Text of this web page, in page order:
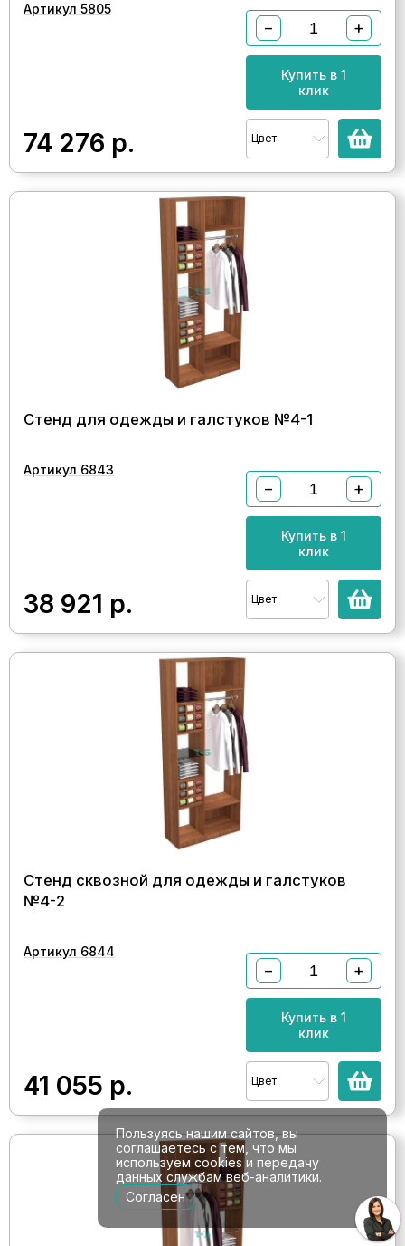
Артикул 5805
74 276 р.
− +
Купить в 1
клик
Цвет
Стенд для одежды и галстуков №4-1
Артикул 6843
38 921 р.
− +
Купить в 1
клик
Цвет
Стенд сквозной для одежды и галстуков
№4-2
Артикул 6844
41 055 р.
− +
Купить в 1
клик
Цвет
Пользуясь нашим сайтов, вы
соглашаетесь с тем, что мы
используем cookies и передачу
данных службам веб-аналитики.
Согласен